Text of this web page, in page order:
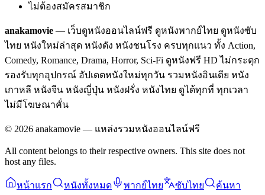
ไม่ต้องสมัครสมาชิก
anakamovie — เว็บดูหนังออนไลน์ฟรี ดูหนังพากย์ไทย ดูหนังซับ
ไทย หนังใหม่ล่าสุด หนังดัง หนังชนโรง ครบทุกแนว ทั้ง Action,
Comedy, Romance, Drama, Horror, Sci-Fi ดูหนังฟรี HD ไม่กระตุก
รองรับทุกอุปกรณ์ อัปเดตหนังใหม่ทุกวัน รวมหนังอินเดีย หนัง
เกาหลี หนังจีน หนังญี่ปุ่น หนังฝรั่ง หนังไทย ดูได้ทุกที่ ทุกเวลา
ไม่มีโฆษณาคั่น
© 2026 anakamovie — แหล่งรวมหนังออนไลน์ฟรี
All content belongs to their respective owners. This site does not
host any files.
หน้าแรก หนังทั้งหมด พากย์ไทย ซับไทย ค้นหา